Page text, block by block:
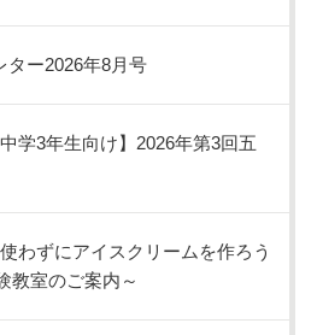
ター2026年8月号
中学3年生向け】2026年第3回五
わずにアイスクリームを作ろう
教室のご案内～